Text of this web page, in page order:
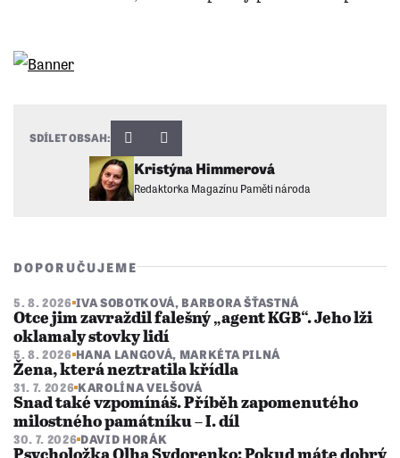
Kristýna Himmerová
Redaktorka Magazínu Paměti národa
SDÍLET OBSAH:
DOPORUČUJEME
5. 8. 2026 IVA SOBOTKOVÁ, BARBORA ŠŤASTNÁ
Otce jim zavraždil falešný „agent KGB“. Jeho lži
oklamaly stovky lidí
5. 8. 2026 HANA LANGOVÁ, MARKÉTA PILNÁ
Žena, která neztratila křídla
31. 7. 2026 KAROLÍNA VELŠOVÁ
Snad také vzpomínáš. Příběh zapomenutého
milostného památníku – I. díl
30. 7. 2026 DAVID HORÁK